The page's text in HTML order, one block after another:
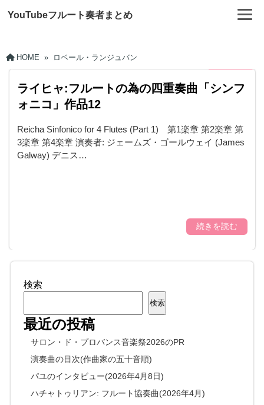
YouTubeフルート奏者まとめ
HOME » ロベール・ランジュバン
ライヒャ:フルートの為の四重奏曲「シンフ
ォニコ」作品12
Reicha Sinfonico for 4 Flutes (Part 1) 第1楽章 第2楽章 第
3楽章 第4楽章 演奏者: ジェームズ・ゴールウェイ (James
Galway) デニス…
続きを読む
検索
検索
最近の投稿
サロン・ド・プロバンス音楽祭2026のPR
演奏曲の目次(作曲家の五十音順)
パユのインタビュー(2026年4月8日)
ハチャトゥリアン: フルート協奏曲(2026年4月)